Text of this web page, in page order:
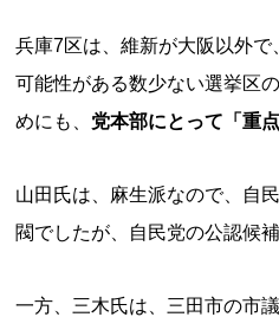
兵庫7区は、維新が大阪以外
可能性がある数少ない選挙区
めにも、 党本部にとって「重
山田氏は、麻生派なので、自
閥でしたが、自民党の公認候
一方、三木氏は、三田市の市